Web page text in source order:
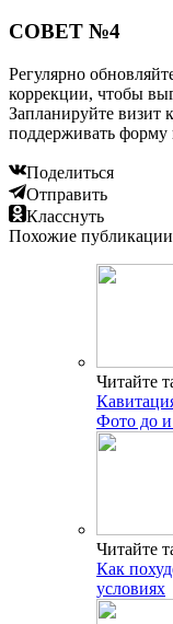
СОВЕТ №4
Регулярно
коррекции, чтобы
Запланируйте визит
поддерживать форму
Поделиться
Отправить
Класснуть
Похожие публикации
Читайте
Фото до и
Читайте
Как
условиях